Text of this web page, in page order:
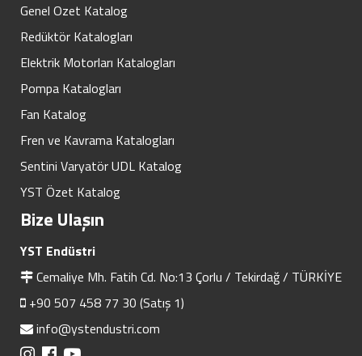
Genel Ozet Katalog
Redüktör Katalogları
Elektrik Motorları Katalogları
Pompa Katalogları
Fan Katalog
Fren ve Kavrama Katalogları
Sentini Varyatör UDL Katalog
YST Özet Katalog
Bize Ulaşın
YST Endüstri
Cemaliye Mh. Fatih Cd. No:13 Çorlu / Tekirdağ / TÜRKİYE
+90 507 458 77 30 (Satış 1)
info@ystendustri.com